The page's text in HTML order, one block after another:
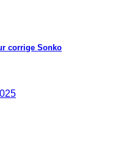
corrige Sonko